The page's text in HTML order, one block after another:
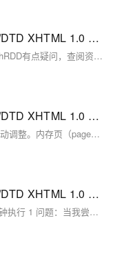
<!DOCTYPE html PUBLIC "-//W3C//DTD XHTML 1.0 Transitional//EN" "http://www.w3.org/TR/xhtml1/DTD/xhtml1-strict.dtd"> <html><head><meta http-equiv="Cont
最近在使用Spark Streaming过程中，对foreachRDD有点疑问，查阅资料后记录如下： foreachRDD(func)的官方解释为 The most generic output operator ...
<!DOCTYPE html PUBLIC "-//W3C//DTD XHTML 1.0 Transitional//EN" "http://www.w3.org/TR/xhtml1/DTD/xhtml1-strict.dtd"> <html><head><meta http-equiv="Cont
一般来说，Linux的虚拟内存会根据系统负载自动调整。内存页（page）swap到磁盘会显著的影响Kafka的性能，并且Kafka重度使用page cache，如果VM系统swap到磁盘，那说明没有足够的内存来分配page cache。
<!DOCTYPE html PUBLIC "-//W3C//DTD XHTML 1.0 Transitional//EN" "http://www.w3.org/TR/xhtml1/DTD/xhtml1-strict.dtd"> <html><head><meta http-equiv="Cont
Jboss7中ejb3使用@Schedule调度器总是每分钟执行 1 问题：当我尝试着去开发一个ejb3的@Schedule调度器来执行我预定每5秒钟执行一次的任务时。